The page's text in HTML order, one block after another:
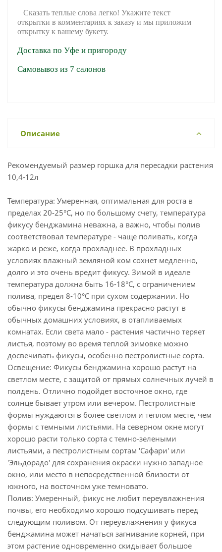
Сказать теплые слова легко! Укажите текст
открытки в комментариях к заказу и мы приложим
открытку к вашему букету.
Доставка по Уфе и пригороду
Самовывоз из 7 салонов
Описание
Рекомендуемый размер горшка для пересадки растения
10,4-12л
Температура: Умеренная, оптимальная для роста в
пределах 20-25°С, но по большому счету, температура
фикусу бенджамина неважна, а важно, чтобы полив
соответствовал температуре - чаще поливать, когда
жарко и реже, когда прохладнее. В прохладных
условиях влажный земляной ком сохнет медленно,
долго и это очень вредит фикусу. Зимой в идеале
температура должна быть 16-18°С, с ограничением
полива, предел 8-10°С при сухом содержании. Но
обычно фикусы бенджамина прекрасно растут в
обычных домашних условиях, в отапливаемых
комнатах. Если света мало - растения частично теряет
листья, поэтому во время теплой зимовке можно
досвечивать фикусы, особенно пестролистные сорта.
Освещение: Фикусы бенджамина хорошо растут на
светлом месте, с защитой от прямых солнечных лучей в
полдень. Отлично подойдет восточное окно, где
солнце бывает утром или вечером. Пестролистные
формы нуждаются в более светлом и теплом месте, чем
формы с темными листьями. На северном окне могут
хорошо расти только сорта с темно-зелеными
листьями, а пестролистным сортам 'Сафари' или
'Эльдорадо' для сохранения окраски нужно западное
окно, или место в непосредственной близости от
южного, на восточном уже темновато.
Полив: Умеренный, фикус не любит переувлажнения
почвы, его необходимо хорошо подсушивать перед
следующим поливом. От переувлажнения у фикуса
бенджамина может начаться загнивание корней, при
этом растение одновременно скидывает большое